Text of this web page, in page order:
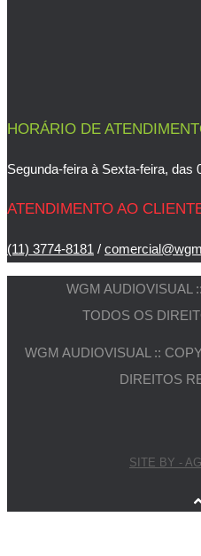
HORÁRIO DE
Segunda-feira à Sexta-feira, das
ATENDIMENTO AO
(11) 3774-8181 /
WGM AUDIOVISUAL
TODOS OS
WGM AUDIOVISUAL ::
DIREITOS
SITE BY -